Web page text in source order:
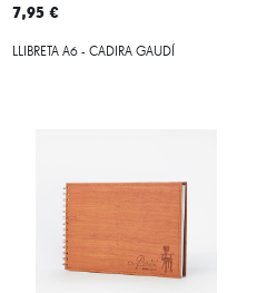
7,95 €
LLIBRETA A6 - CADIRA GAUDÍ